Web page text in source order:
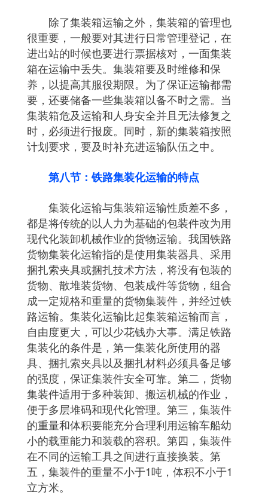
除了集装箱运输之外，集装箱的管理也
很重要，一般要对其进行日常管理登记，在
进出站的时候也要进行票据核对，一面集装
箱在运输中丢失。集装箱要及时维修和保
养，以提高其服役期限。为了保证运输都需
要，还要储备一些集装箱以备不时之需。当
集装箱危及运输和人身安全并且无法修复之
时，必须进行报废。同时，新的集装箱按照
计划要求，要及时补充进运输队伍之中。
第八节：铁路集装化运输的特点
集装化运输与集装箱运输性质差不多，
都是将传统的以人力为基础的包装件改为用
现代化装卸机械作业的货物运输。我国铁路
货物集装化运输指的是使用集装器具、采用
捆扎索夹具或捆扎技术方法，将没有包装的
货物、散堆装货物、包装成件等货物，组合
成一定规格和重量的货物集装件，并经过铁
路运输。集装化运输比起集装箱运输而言，
自由度更大，可以少花钱办大事。满足铁路
集装化的条件是，第一集装化所使用的器
具、捆扎索夹具以及捆扎材料必须具备足够
的强度，保证集装件安全可靠。第二，货物
集装件适用于多种装卸、搬运机械的作业，
便于多层堆码和现代化管理。第三，集装件
的重量和体积要能充分合理利用运输车船幼
小的载重能力和装载的容积。第四，集装件
在不同的运输工具之间进行直接换装。第
五，集装件的重量不小于1吨，体积不小于1
立方米。